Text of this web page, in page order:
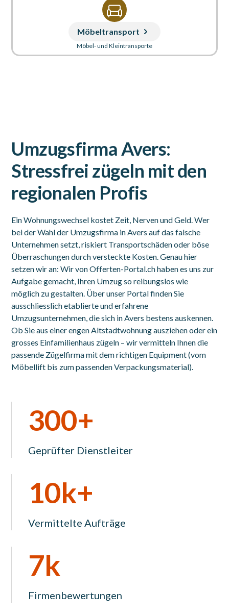
Möbeltransport
Möbel- und Kleintransporte
Umzugsfirma Avers:
Stressfrei zügeln mit den
regionalen Profis
Ein Wohnungswechsel kostet Zeit, Nerven und Geld. Wer
bei der Wahl der Umzugsfirma in Avers auf das falsche
Unternehmen setzt, riskiert Transportschäden oder böse
Überraschungen durch versteckte Kosten. Genau hier
setzen wir an: Wir von Offerten-Portal.ch haben es uns zur
Aufgabe gemacht, Ihren Umzug so reibungslos wie
möglich zu gestalten. Über unser Portal finden Sie
ausschliesslich etablierte und erfahrene
Umzugsunternehmen, die sich in Avers bestens auskennen.
Ob Sie aus einer engen Altstadtwohnung ausziehen oder ein
grosses Einfamilienhaus zügeln – wir vermitteln Ihnen die
passende Zügelfirma mit dem richtigen Equipment (vom
Möbellift bis zum passenden Verpackungsmaterial).
300+
Geprüfter Dienstleiter
10k+
Vermittelte Aufträge
7k
Firmenbewertungen